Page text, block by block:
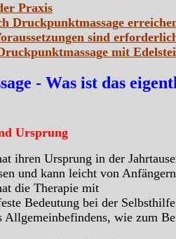
Praxis
sind
mit
- Was ist das
Ursprung
ihren Ursprung in der
und kann leicht von Anfängern
die Therapie mit
Bedeutung bei der
Allgemeinbefindens, wie zum